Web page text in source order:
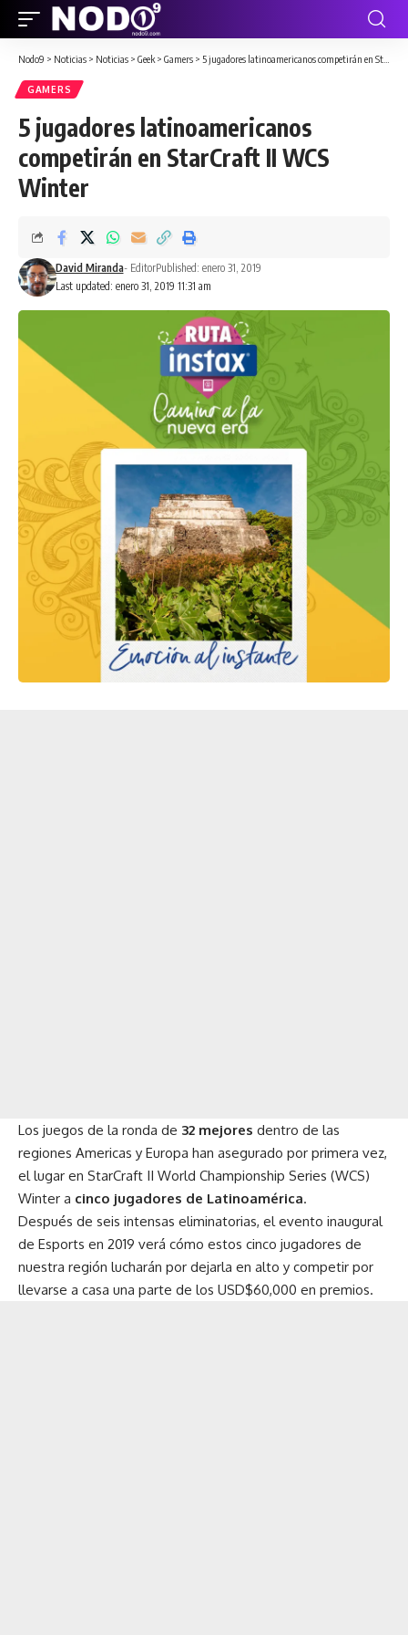
Nodo9 > Noticias > Noticias > Geek > Gamers > 5 jugadores latinoamericanos competirán en StarCraft II WCS Winter
GAMERS
5 jugadores latinoamericanos
competirán en StarCraft II WCS
Winter
Last updated: enero 31, 2019 11:31 am
David Miranda- EditorPublished: enero 31, 2019
Los juegos de la ronda de 32 mejores dentro de las
regiones Americas y Europa han asegurado por primera vez,
el lugar en StarCraft II World Championship Series (WCS)
Winter a cinco jugadores de Latinoamérica.
Después de seis intensas eliminatorias, el evento inaugural
de Esports en 2019 verá cómo estos cinco jugadores de
nuestra región lucharán por dejarla en alto y competir por
llevarse a casa una parte de los USD$60,000 en premios.